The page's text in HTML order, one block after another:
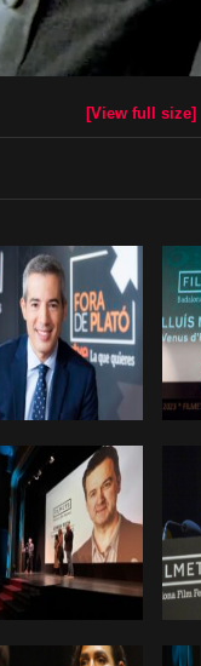
[View full size]